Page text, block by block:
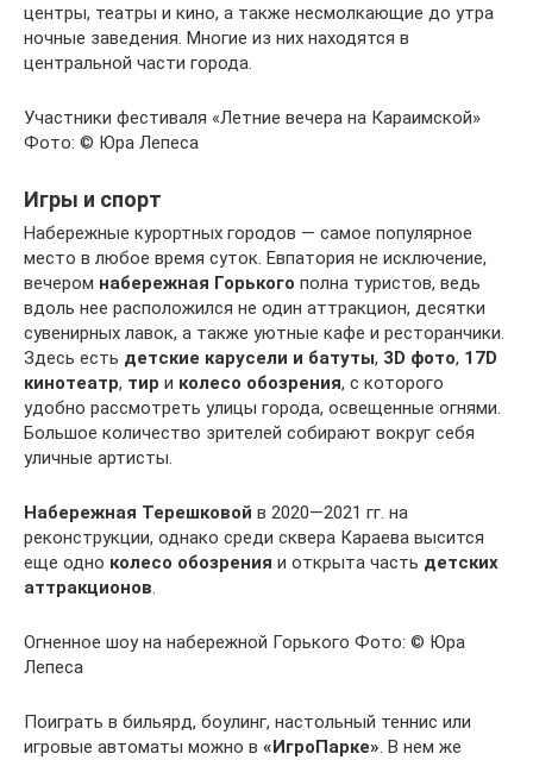
центры, театры и кино, а также несмолкающие до утра
ночные заведения. Многие из них находятся в
центральной части города.
Участники фестиваля «Летние вечера на Караимской»
Фото: © Юра Лепеса
Игры и спорт
Набережные курортных городов — самое популярное
место в любое время суток. Евпатория не исключение,
вечером набережная Горького полна туристов, ведь
вдоль нее расположился не один аттракцион, десятки
сувенирных лавок, а также уютные кафе и ресторанчики.
Здесь есть детские карусели и батуты, 3D фото, 17D
кинотеатр, тир и колесо обозрения, с которого
удобно рассмотреть улицы города, освещенные огнями.
Большое количество зрителей собирают вокруг себя
уличные артисты.
Набережная Терешковой в 2020—2021 гг. на
реконструкции, однако среди сквера Караева высится
еще одно колесо обозрения и открыта часть детских
аттракционов.
Огненное шоу на набережной Горького Фото: © Юра
Лепеса
Поиграть в бильярд, боулинг, настольный теннис или
игровые автоматы можно в «ИгроПарке». В нем же